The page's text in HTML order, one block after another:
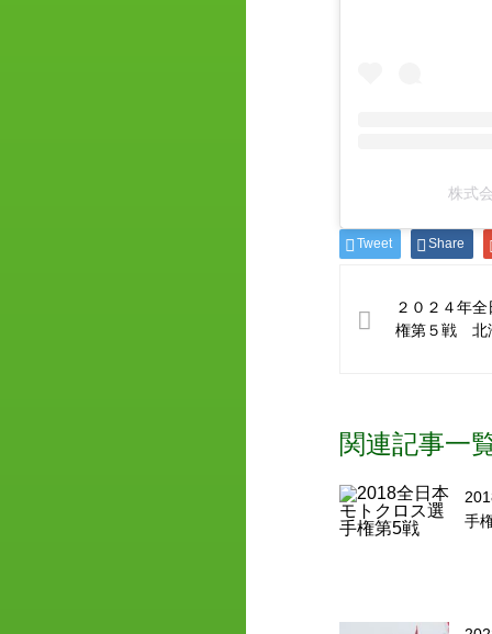
株式
Tweet Share
２０２４年
権第５戦 北
関連記事一
手